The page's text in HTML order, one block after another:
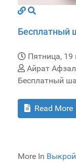
Бесплатный
Пятница, 19
Айрат
Бесплатный
Read More
More In